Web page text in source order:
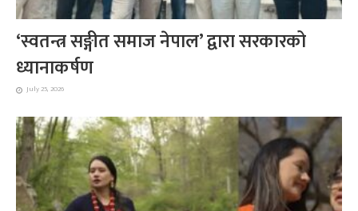
‘स्वतन्त्र सङ्गीत समाज नेपाल’ द्वारा सरकारको
ध्यानाकर्षण
July 25, 2026